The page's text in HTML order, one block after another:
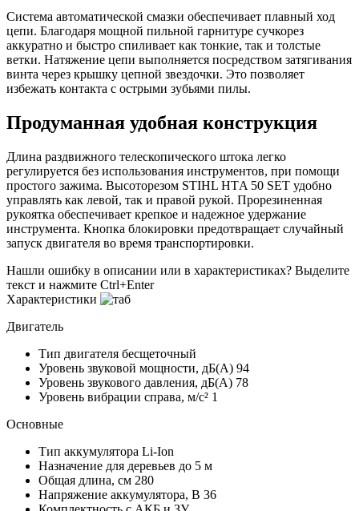
Система автоматической смазки обеспечивает плавный ход
цепи. Благодаря мощной пильной гарнитуре сучкорез
аккуратно и быстро спиливает как тонкие, так и толстые
ветки. Натяжение цепи выполняется посредством затягивания
винта через крышку цепной звездочки. Это позволяет
избежать контакта с острыми зубьями пилы.
Продуманная удобная конструкция
Длина раздвижного телескопического штока легко
регулируется без использования инструментов, при помощи
простого зажима. Высоторезом STIHL НТA 50 SET удобно
управлять как левой, так и правой рукой. Прорезиненная
рукоятка обеспечивает крепкое и надежное удержание
инструмента. Кнопка блокировки предотвращает случайный
запуск двигателя во время транспортировки.
Нашли ошибку в описании или в характеристиках? Выделите
текст и нажмите Ctrl+Enter
Характеристики
Двигатель
Тип двигателя бесщеточный
Уровень звуковой мощности, дБ(A) 94
Уровень звукового давления, дБ(A) 78
Уровень вибрации справа, м/с² 1
Основные
Тип аккумулятора Li-Ion
Назначение для деревьев до 5 м
Общая длина, см 280
Напряжение аккумулятора, В 36